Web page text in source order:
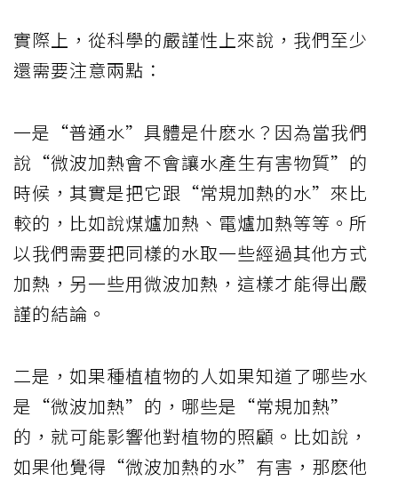
實際上，從科學的嚴謹性上來說，我們至少
還需要注意兩點：
一是“普通水”具體是什麽水？因為當我們
說“微波加熱會不會讓水產生有害物質”的
時候，其實是把它跟“常規加熱的水”來比
較的，比如說煤爐加熱、電爐加熱等等。所
以我們需要把同樣的水取一些經過其他方式
加熱，另一些用微波加熱，這樣才能得出嚴
謹的結論。
二是，如果種植植物的人如果知道了哪些水
是“微波加熱”的，哪些是“常規加熱”
的，就可能影響他對植物的照顧。比如說，
如果他覺得“微波加熱的水”有害，那麽他